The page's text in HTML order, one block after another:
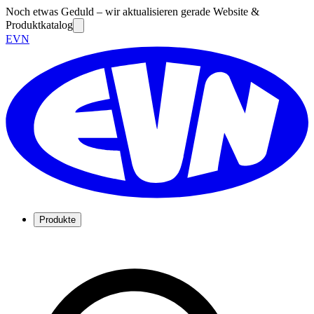
Noch etwas Geduld – wir aktualisieren gerade Website &
Produktkatalog
EVN
Produkte